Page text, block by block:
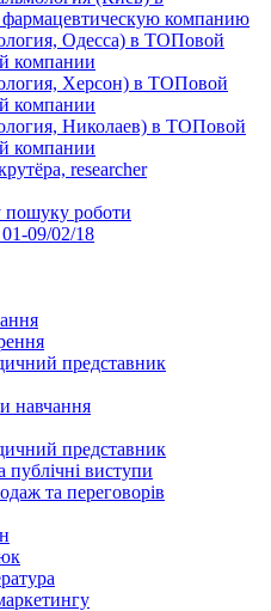
компанию
Одесса) в ТОПовой
компании
Херсон) в ТОПовой
компании
Николаев) в ТОПовой
компании
researcher
пошуку роботи
09/02/18
представник
навчання
представник
публічні виступи
та переговорів